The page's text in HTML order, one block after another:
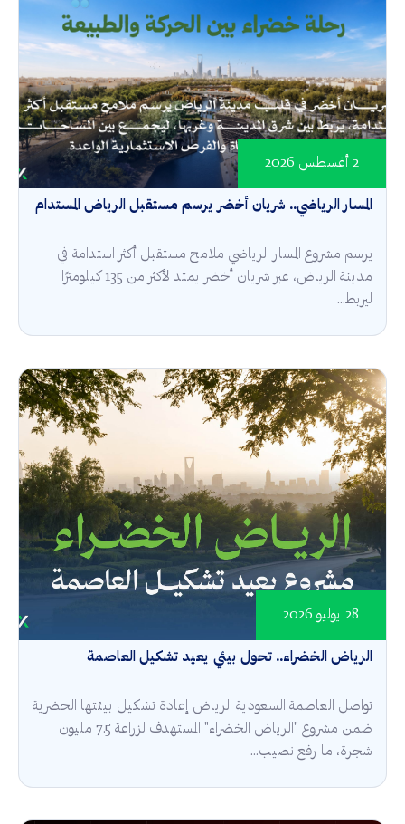
المسار الرياضي.. شريان أخضر يرسم مستقبل الرياض المستدام
2 أغسطس 2026
يرسم مشروع المسار الرياضي ملامح مستقبل أكثر استدامة في
مدينة الرياض، عبر شريان أخضر يمتد لأكثر من 135 كيلومترًا
ليربط...
الرياض الخضراء.. تحول بيئي يعيد تشكيل العاصمة
28 يوليو 2026
تواصل العاصمة السعودية الرياض إعادة تشكيل بيئتها الحضرية
ضمن مشروع "الرياض الخضراء" المستهدف لزراعة 7.5 مليون
شجرة، ما رفع نصيب...